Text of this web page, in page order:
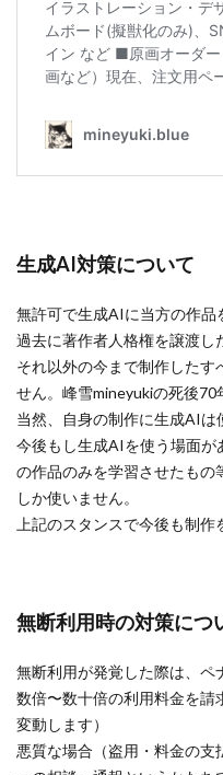
生成AI対策について
無許可で生成AIに当方の作品
過去に著作者人格権を譲渡し
それ以外の今まで制作したす
せん。峰雪mineyukiの死後70
当然、自身の制作に生成AIは
今後もし生成AIを使う場面が
の作品のみを学習させたもの
しか使いません。
上記のスタンスで今後も制作
無断利用時の対策につ
無断利用が発覚した際は、ペ
数倍〜数十倍の利用料金を請
変動します）
悪質な場合（盗用・料金の